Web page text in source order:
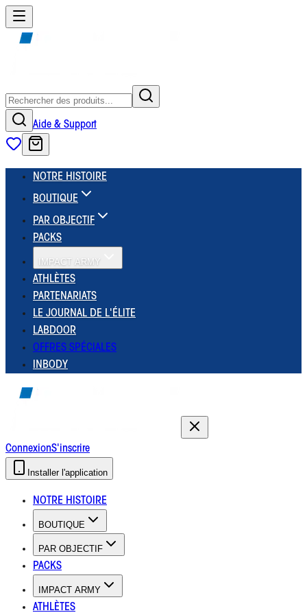
Aide & Support
NOTRE HISTOIRE
BOUTIQUE
PAR OBJECTIF
PACKS
IMPACT ARMY
ATHLÈTES
PARTENARIATS
LE JOURNAL DE L'ÉLITE
LABDOOR
OFFRES SPÉCIALES
INBODY
ConnexionS'inscrire
Installer l'application
NOTRE HISTOIRE
BOUTIQUE
PAR OBJECTIF
PACKS
IMPACT ARMY
ATHLÈTES